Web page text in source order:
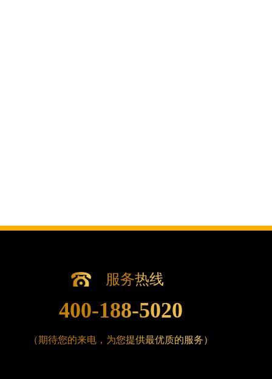
内蒙古自治区通辽市科尔沁区明仁大街腕表时光
内蒙古自治区乌海市海勃湾区人民南路腕表时光
内蒙古自治区乌兰察布市集宁区恩和大街腕表时
内蒙古自治区锡林郭勒盟市锡林浩特市光明街与
服务热线
400-188-5020
（期待您的来电，为您提供最优质的服务）